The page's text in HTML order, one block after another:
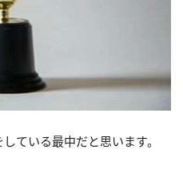
ている最中だと思います。